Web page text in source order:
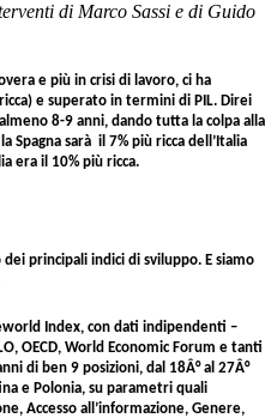
di Marco Sassi e di Guido
e più in crisi di lavoro, ci ha
e superato in termini di PIL. Direi
8-9 anni, dando tutta la colpa alla
Spagna sarà il 7% più ricca dell’Italia
era il 10% più ricca.
principali indici di sviluppo. E siamo
Index, con dati indipendenti –
OECD, World Economic Forum e tanti
di ben 9 posizioni, dal 18Â° al 27Â°
e Polonia, su parametri quali
Accesso all’informazione, Genere,